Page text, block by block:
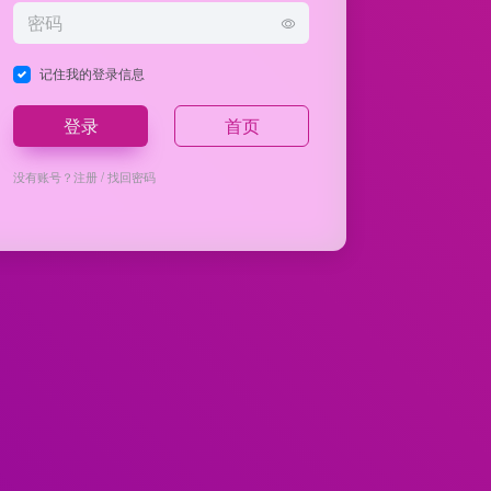
记住我的登录信息
登录 首页
没有账号？注册/找回密码